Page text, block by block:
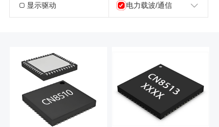
显示驱动 电力载波/通信